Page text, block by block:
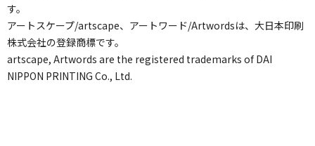
す。
アートスケープ/artscape、アートワード/Artwordsは、大日本印刷
株式会社の登録商標です。
artscape, Artwords are the registered trademarks of DAI
NIPPON PRINTING Co., Ltd.